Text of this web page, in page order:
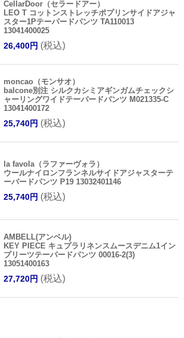
CellarDoor（セラードアー）
LEO T コットンストレッチポプリンサイドアジャ
スター1Pテーパードパンツ TA110013
13041400025
26,400円 (税込)
moncao（モンサオ）
balcone別注 シルクカシミアギンガムチェックシ
ャーリングワイドテーパードパンツ M021335-C
13041400172
25,740円 (税込)
la favola（ラファーヴォラ）
ウールナイロンフランネルサイドアジャスターテ
ーパードパンツ P19 13032401146
25,740円 (税込)
AMBELL(アンベル)
KEY PIECE キュプラリネンスムースデニム1イン
プリーツテーパードパンツ 00016-2(3)
13051400163
27,720円 (税込)